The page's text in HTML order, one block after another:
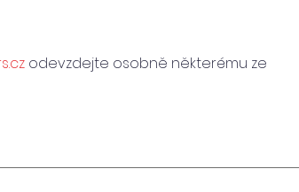
odevzdejte osobně některému ze